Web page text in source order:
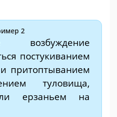
2
возбуждение
постукиванием
притоптыванием
туловища,
ерзаньем на